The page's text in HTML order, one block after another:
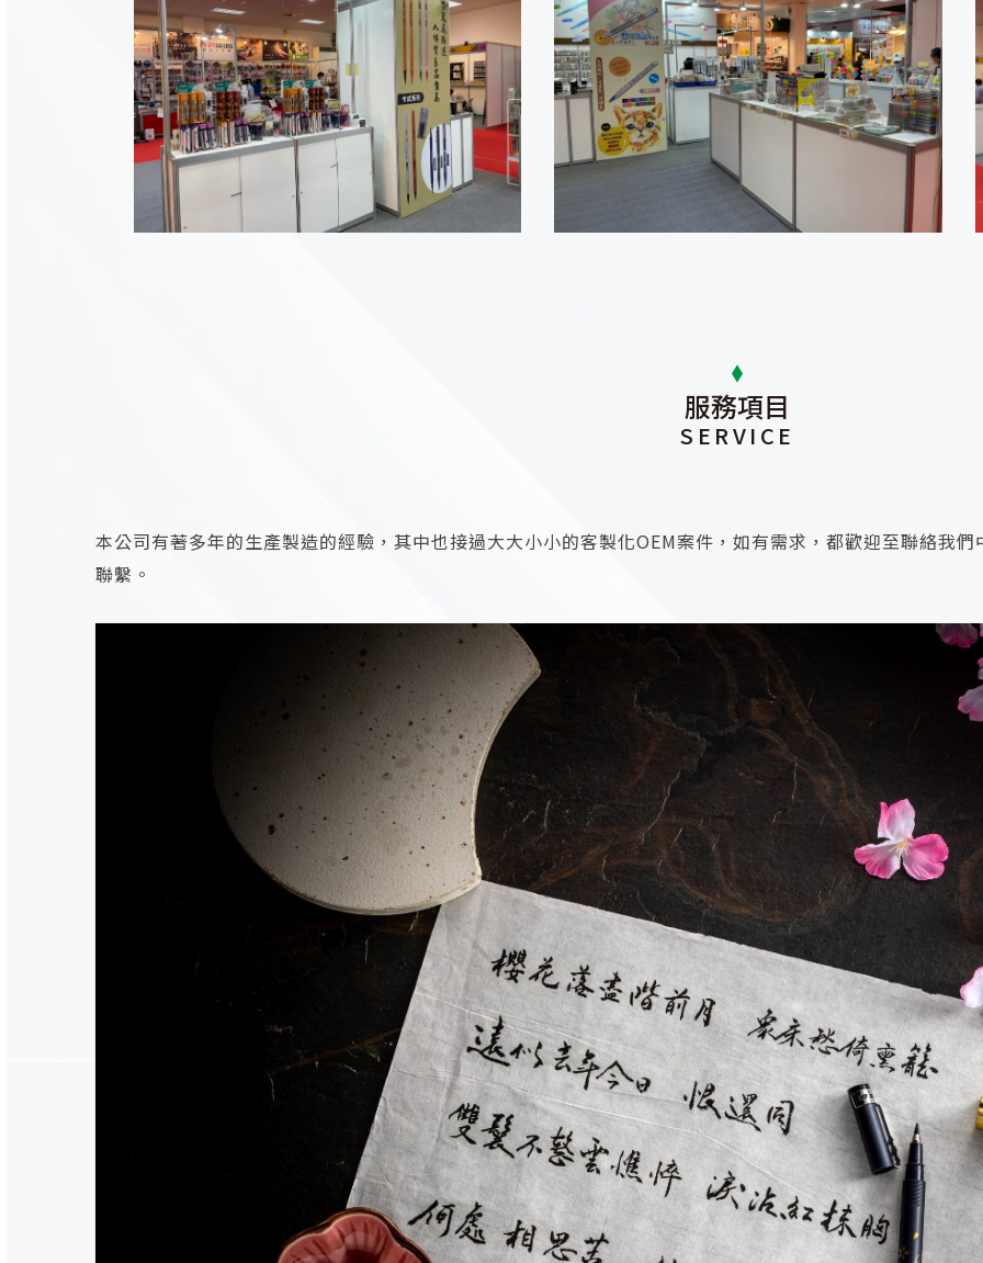
服務項目
SERVICE
本公司有著多年的生產製造的經驗，其中也接過大大小小的客製化OEM案件，如有需求，都歡迎至聯絡我
聯繫。